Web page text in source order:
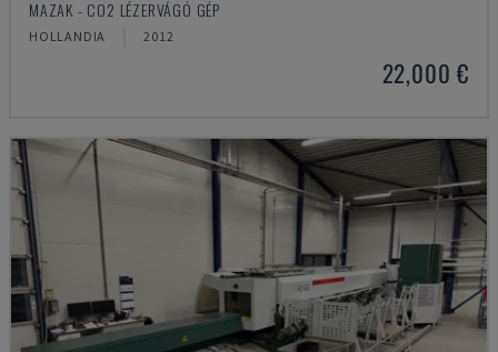
MAZAK - CO2 LÉZERVÁGÓ GÉP
HOLLANDIA 2012
22,000 €